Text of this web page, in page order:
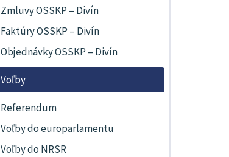
Zmluvy OSSKP – Divín
Faktúry OSSKP – Divín
Objednávky OSSKP – Divín
Voľby
Referendum
Voľby do europarlamentu
Voľby do NRSR